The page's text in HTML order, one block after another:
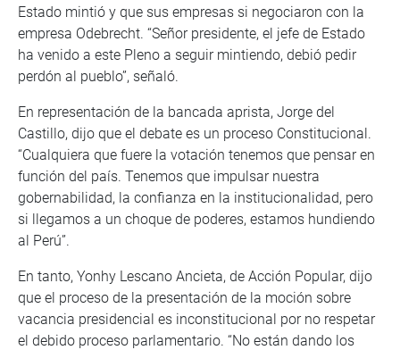
Estado mintió y que sus empresas si negociaron con la
empresa Odebrecht. “Señor presidente, el jefe de Estado
ha venido a este Pleno a seguir mintiendo, debió pedir
perdón al pueblo”, señaló.
En representación de la bancada aprista, Jorge del
Castillo, dijo que el debate es un proceso Constitucional.
“Cualquiera que fuere la votación tenemos que pensar en
función del país. Tenemos que impulsar nuestra
gobernabilidad, la confianza en la institucionalidad, pero
si llegamos a un choque de poderes, estamos hundiendo
al Perú”.
En tanto, Yonhy Lescano Ancieta, de Acción Popular, dijo
que el proceso de la presentación de la moción sobre
vacancia presidencial es inconstitucional por no respetar
el debido proceso parlamentario. “No están dando los